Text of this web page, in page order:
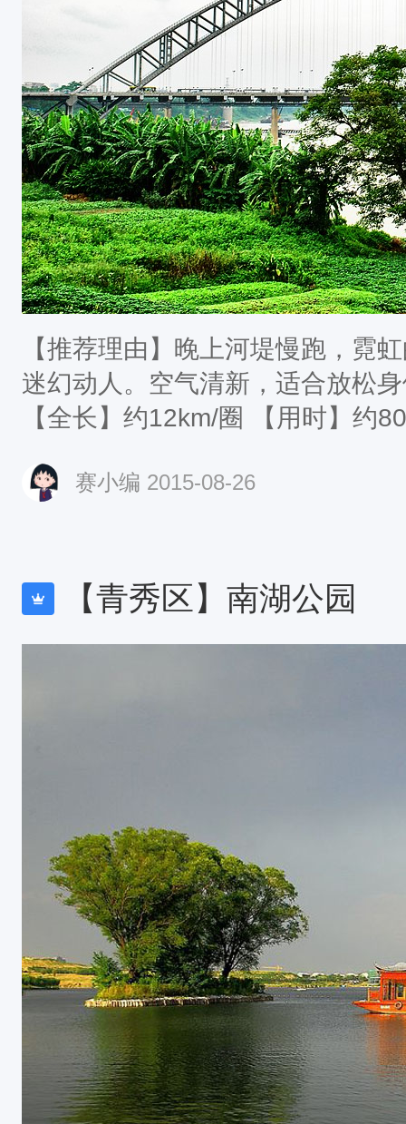
【推荐理由】晚上河堤慢跑，霓
迷幻动人。空气清新，适合放松
【全长】约12km/圈 【
赛小编 2015-08-26
【青秀区】南湖公园